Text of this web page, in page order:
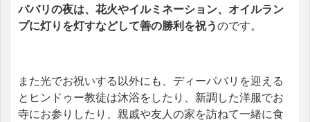
パバリの夜は、花火やイルミネーション、オイルラン
プに灯りを灯すなどして善の勝利を祝うのです。
また光でお祝いする以外にも、ディーパバリを迎える
とヒンドゥー教徒は沐浴をしたり、新調した洋服でお
寺にお参りしたり、親戚や友人の家を訪ねて一緒に食